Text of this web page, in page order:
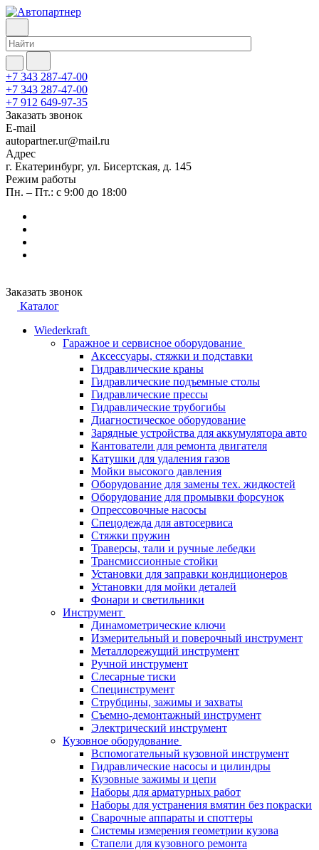
+7 343 287-47-00
+7 343 287-47-00
+7 912 649-97-35
Заказать звонок
E-mail
autopartner.ur@mail.ru
Адрес
г. Екатеринбург, ул. Бисертская, д. 145
Режим работы
Пн. – Пт.: с 9:00 до 18:00
Заказать звонок
Каталог
Wiederkraft
Гаражное и сервисное оборудование
Аксессуары, стяжки и подставки
Гидравлические краны
Гидравлические подъемные столы
Гидравлические прессы
Гидравлические трубогибы
Диагностическое оборудование
Зарядные устройства для аккумулятора авто
Кантователи для ремонта двигателя
Катушки для удаления газов
Мойки высокого давления
Оборудование для замены тех. жидкостей
Оборудование для промывки форсунок
Опрессовочные насосы
Спецодежда для автосервиса
Стяжки пружин
Траверсы, тали и ручные лебедки
Трансмиссионные стойки
Установки для заправки кондиционеров
Установки для мойки деталей
Фонари и светильники
Инструмент
Динамометрические ключи
Измерительный и поверочный инструмент
Металлорежущий инструмент
Ручной инструмент
Слесарные тиски
Специнструмент
Струбцины, зажимы и захваты
Съемно-демонтажный инструмент
Электрический инструмент
Кузовное оборудование
Вспомогательный кузовной инструмент
Гидравлические насосы и цилиндры
Кузовные зажимы и цепи
Наборы для арматурных работ
Наборы для устранения вмятин без покраски
Сварочные аппараты и споттеры
Системы измерения геометрии кузова
Стапели для кузовного ремонта